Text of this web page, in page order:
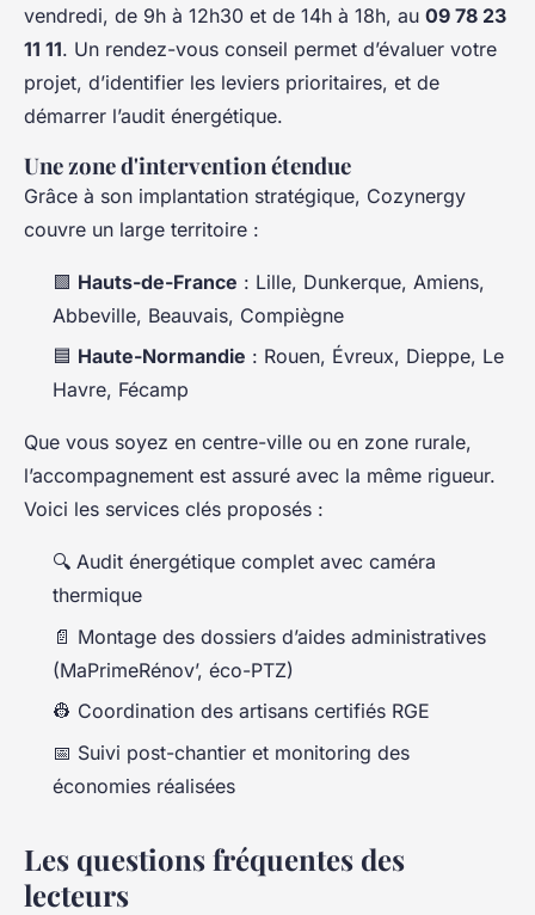
vendredi, de 9h à 12h30 et de 14h à 18h, au 09 78 23
11 11. Un rendez-vous conseil permet d’évaluer votre
projet, d’identifier les leviers prioritaires, et de
démarrer l’audit énergétique.
Une zone d'intervention étendue
Grâce à son implantation stratégique, Cozynergy
couvre un large territoire :
🟩 Hauts-de-France : Lille, Dunkerque, Amiens,
Abbeville, Beauvais, Compiègne
🟦 Haute-Normandie : Rouen, Évreux, Dieppe, Le
Havre, Fécamp
Que vous soyez en centre-ville ou en zone rurale,
l’accompagnement est assuré avec la même rigueur.
Voici les services clés proposés :
🔍 Audit énergétique complet avec caméra
thermique
📄 Montage des dossiers d’aides administratives
(MaPrimeRénov’, éco-PTZ)
👷 Coordination des artisans certifiés RGE
📅 Suivi post-chantier et monitoring des
économies réalisées
Les questions fréquentes des
lecteurs